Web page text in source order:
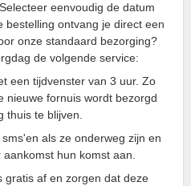
eenvoudig de datum
bestelling ontvang je direct een
onze standaard bezorging?
de volgende service:
een tijdvenster van 3 uur. Zo
nieuwe fornuis wordt bezorgd
thuis te blijven.
als ze onderweg zijn en
hun komst aan.
gratis af en zorgen dat deze